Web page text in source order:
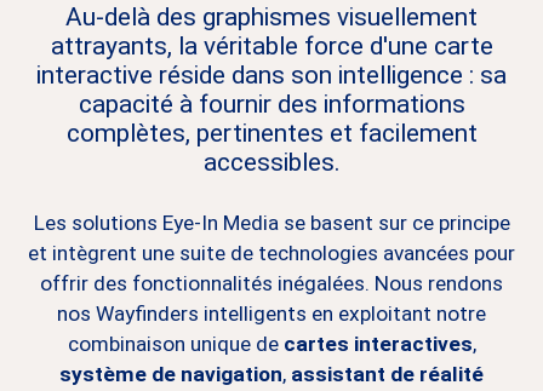
Au-delà des graphismes visuellement
attrayants, la véritable force d'une carte
interactive réside dans son intelligence : sa
capacité à fournir des informations
complètes, pertinentes et facilement
accessibles.
Les solutions Eye-In Media se basent sur ce principe
et intègrent une suite de technologies avancées pour
offrir des fonctionnalités inégalées. Nous rendons
nos Wayfinders intelligents en exploitant notre
combinaison unique de cartes interactives,
système de navigation, assistant de réalité